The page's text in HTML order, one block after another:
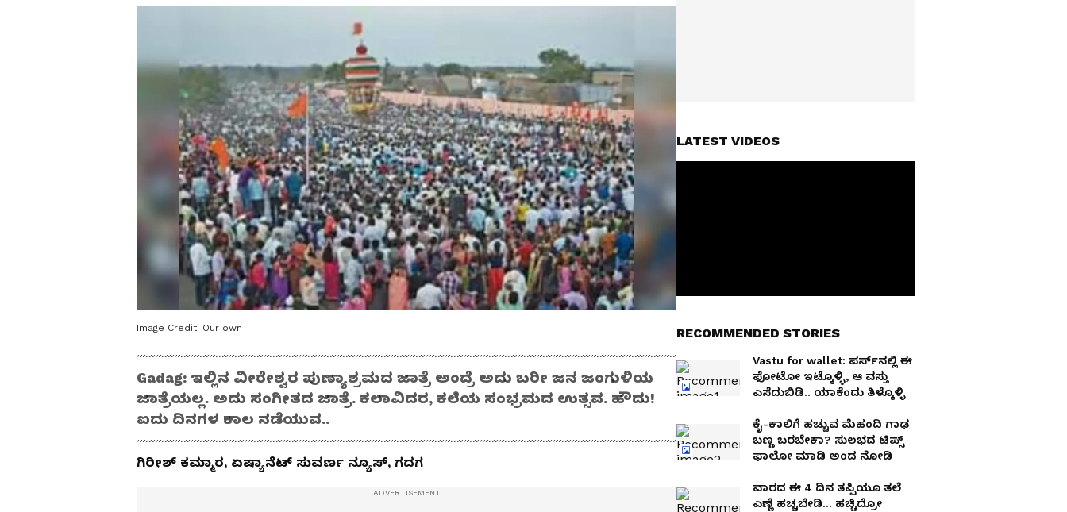
Image Credit: Our own
Gadag: ಇಲ್ಲಿನ ವೀರೇಶ್ವರ ಪುಣ್ಯಾಶ್ರಮದ ಜಾತ್ರೆ ಅಂದ್ರೆ ಅದು ಬರೀ ಜನ ಜಂಗುಳಿಯ
ಜಾತ್ರೆಯಲ್ಲ. ಅದು ಸಂಗೀತದ ಜಾತ್ರೆ. ಕಲಾವಿದರ, ಕಲೆಯ ಸಂಭ್ರಮದ ಉತ್ಸವ‌. ಹೌದು!
ಐದು ದಿನಗಳ ಕಾಲ ನಡೆಯುವ..
ಗಿರೀಶ್ ಕಮ್ಮಾರ, ಏಷ್ಯಾನೆಟ್ ಸುವರ್ಣ ನ್ಯೂಸ್, ಗದಗ
LATEST VIDEOS
RECOMMENDED STORIES
Vastu for wallet: ಪರ್ಸ್‌ನಲ್ಲಿ ಈ
ಫೋಟೋ ಇಟ್ಕೊಳ್ಳಿ, ಆ ವಸ್ತು
ಎಸೆದುಬಿಡಿ.. ಯಾಕೆಂದು ತಿಳ್ಕೊಳ್ಳಿ
ಕೈ-ಕಾಲಿಗೆ ಹಚ್ಚುವ ಮೆಹಂದಿ ಗಾಢ
ಬಣ್ಣ ಬರಬೇಕಾ? ಸುಲಭದ ಟಿಪ್ಸ್​
ಫಾಲೋ ಮಾಡಿ ಅಂದ ನೋಡಿ
ವಾರದ ಈ 4 ದಿನ ತಪ್ಪಿಯೂ ತಲೆ
ಎಣ್ಣೆ ಹಚ್ಚಬೇಡಿ… ಹಚ್ಚಿದ್ರೋ